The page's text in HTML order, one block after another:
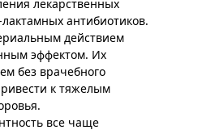
лекарственных
антибиотиков.
действием
эффектом. Их
без врачебного
к тяжелым
все чаще